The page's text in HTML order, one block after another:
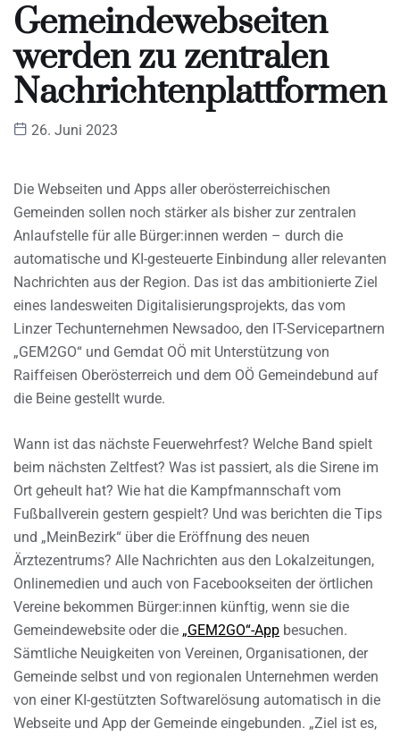
Gemeindewebseiten
werden zu zentralen
Nachrichtenplattformen
26. Juni 2023
Die Webseiten und Apps aller oberösterreichischen
Gemeinden sollen noch stärker als bisher zur zentralen
Anlaufstelle für alle Bürger:innen werden – durch die
automatische und KI-gesteuerte Einbindung aller relevanten
Nachrichten aus der Region. Das ist das ambitionierte Ziel
eines landesweiten Digitalisierungsprojekts, das vom
Linzer Techunternehmen Newsadoo, den IT-Servicepartnern
„GEM2GO“ und Gemdat OÖ mit Unterstützung von
Raiffeisen Oberösterreich und dem OÖ Gemeindebund auf
die Beine gestellt wurde.
Wann ist das nächste Feuerwehrfest? Welche Band spielt
beim nächsten Zeltfest? Was ist passiert, als die Sirene im
Ort geheult hat? Wie hat die Kampfmannschaft vom
Fußballverein gestern gespielt? Und was berichten die Tips
und „MeinBezirk“ über die Eröffnung des neuen
Ärztezentrums? Alle Nachrichten aus den Lokalzeitungen,
Onlinemedien und auch von Facebookseiten der örtlichen
Vereine bekommen Bürger:innen künftig, wenn sie die
Gemeindewebsite oder die „GEM2GO“-App besuchen.
Sämtliche Neuigkeiten von Vereinen, Organisationen, der
Gemeinde selbst und von regionalen Unternehmen werden
von einer KI-gestützten Softwarelösung automatisch in die
Webseite und App der Gemeinde eingebunden. „Ziel ist es,